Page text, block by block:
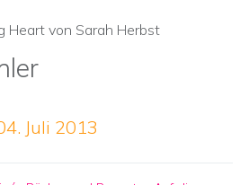
Heart von Sarah Herbst
Juli 2013